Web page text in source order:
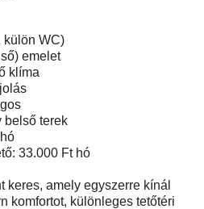
külön WC)
emelet
klíma
belső terek
33.000 Ft hó
keres, amely egyszerre kínál
komfortot, különleges tetőtéri